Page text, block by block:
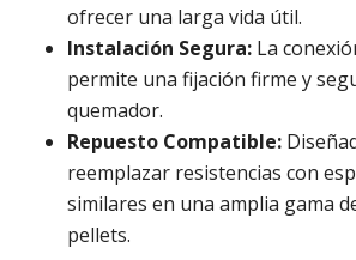
ofrecer una larga vida útil.
Instalación Segura: La
permite una fijación firme y
quemador.
Repuesto Compatible:
reemplazar resistencias con
similares en una amplia gama
pellets.